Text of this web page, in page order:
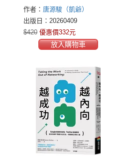
定位系統、消費者洞察、
顧客體驗旅程設計、年度
行銷檔期企劃到差異化關
鍵訊息，打造品牌價值影
作者： 唐源駿（凱爺）
出版日：20260409
$420 優惠價332元
放入購物車